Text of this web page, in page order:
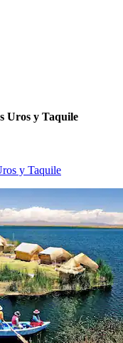
Uros y Taquile
y Taquile